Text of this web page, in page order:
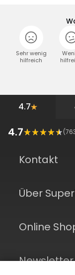
Sehr wenig
hilfreich
4.7
4.7 (
Kontakt
Über
Online